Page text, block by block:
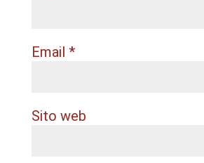
Email *
Sito web